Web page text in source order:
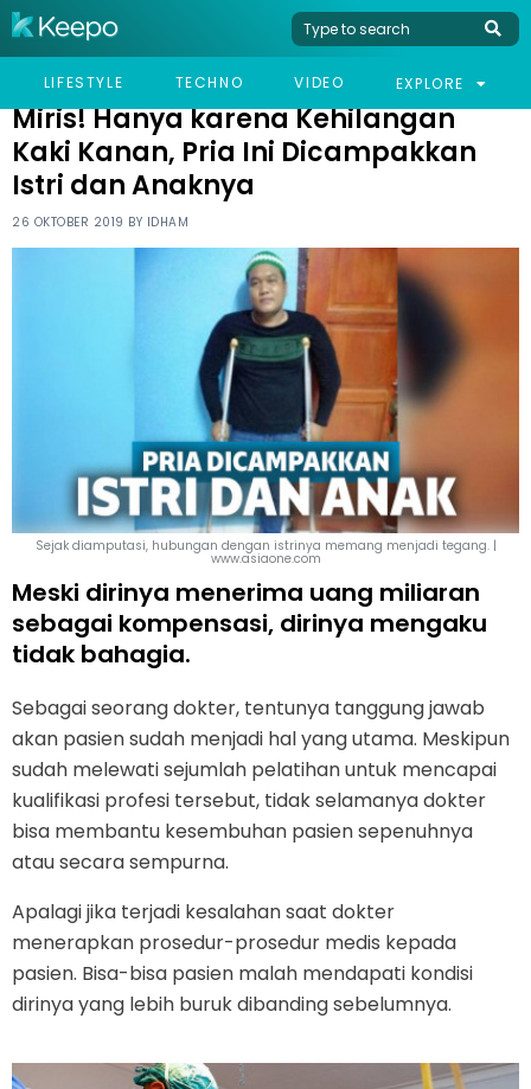
LIFESTYLE TECHNO VIDEO EXPLORE
HOME VIRAL
MIRIS! HANYA KARENA KEHILANGAN KAKI KANAN, PRIA INI
Miris! Hanya karena Kehilangan
Kaki Kanan, Pria Ini Dicampakkan
Istri dan Anaknya
26 OKTOBER 2019 BY IDHAM
Sejak diamputasi, hubungan dengan istrinya memang menjadi tegang. |
www.asiaone.com
Meski dirinya menerima uang miliaran
sebagai kompensasi, dirinya mengaku
tidak bahagia.
Sebagai seorang dokter, tentunya tanggung jawab
akan pasien sudah menjadi hal yang utama. Meskipun
sudah melewati sejumlah pelatihan untuk mencapai
kualifikasi profesi tersebut, tidak selamanya dokter
bisa membantu kesembuhan pasien sepenuhnya
atau secara sempurna.
Apalagi jika terjadi kesalahan saat dokter
menerapkan prosedur-prosedur medis kepada
pasien. Bisa-bisa pasien malah mendapati kondisi
dirinya yang lebih buruk dibanding sebelumnya.